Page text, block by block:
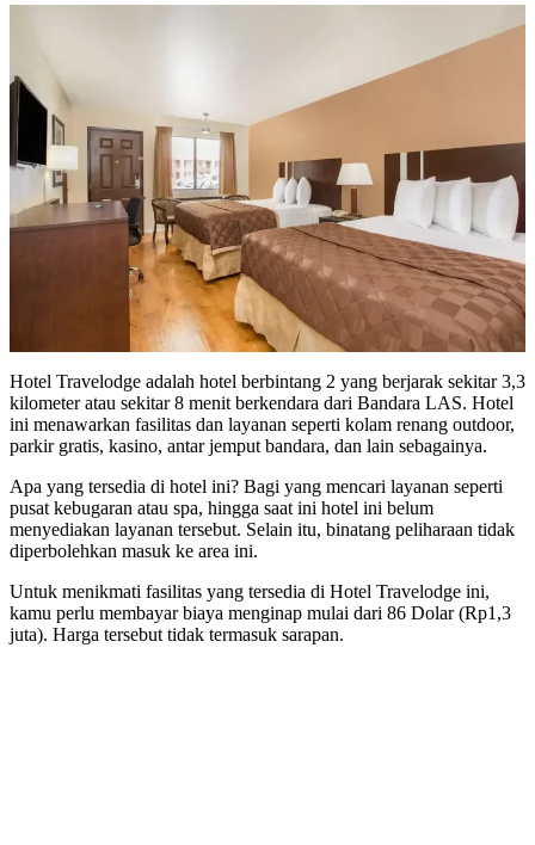
Hotel Travelodge adalah hotel berbintang 2 yang berjarak sekitar 3,3
kilometer atau sekitar 8 menit berkendara dari Bandara LAS. Hotel
ini menawarkan fasilitas dan layanan seperti kolam renang outdoor,
parkir gratis, kasino, antar jemput bandara, dan lain sebagainya.
Apa yang tersedia di hotel ini? Bagi yang mencari layanan seperti
pusat kebugaran atau spa, hingga saat ini hotel ini belum
menyediakan layanan tersebut. Selain itu, binatang peliharaan tidak
diperbolehkan masuk ke area ini.
Untuk menikmati fasilitas yang tersedia di Hotel Travelodge ini,
kamu perlu membayar biaya menginap mulai dari 86 Dolar (Rp1,3
juta). Harga tersebut tidak termasuk sarapan.